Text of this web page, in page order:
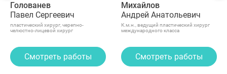
Голованев
Павел Сергеевич
пластический хирург, черепно-
челюстно-лицевой хирург
Смотреть работы
Михайлов
Андрей Анатольевич
К.м.н., ведущий пластический хирург
международного класса
Смотреть работы